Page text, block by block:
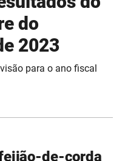
do
2023
para o ano fiscal
de-corda